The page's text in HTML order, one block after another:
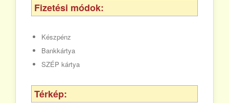
Fizetési módok:
Készpénz
Bankkártya
SZÉP kártya
Térkép: